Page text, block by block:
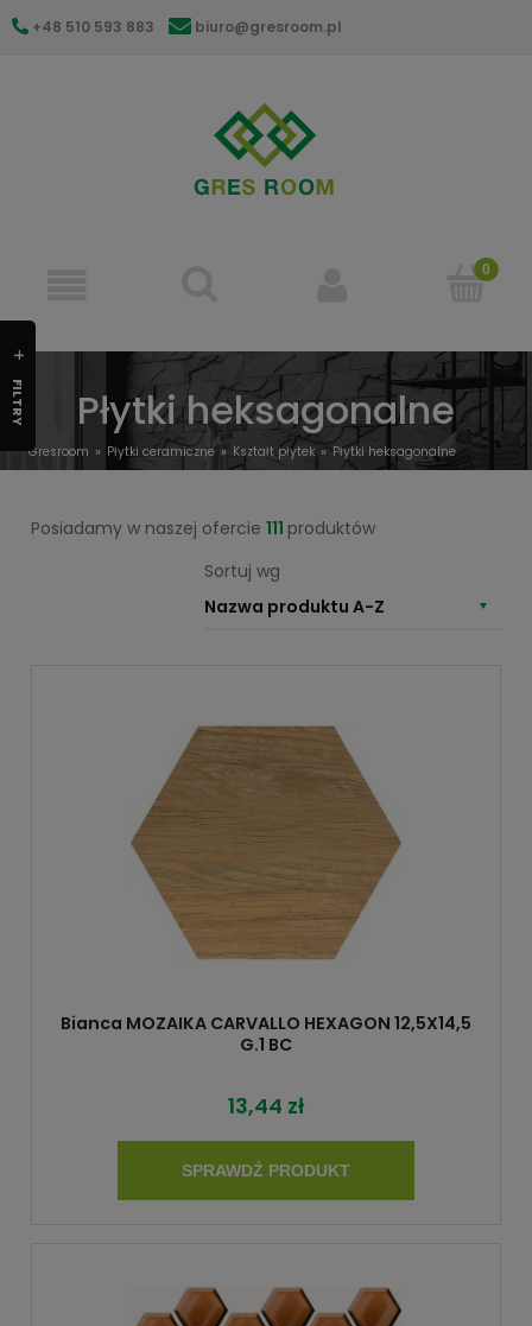
+48 510 593 883 biuro@gresroom.pl
Gresroom Płytki ceramiczne Kształt płytek Płytki heksagonalne
Płytki heksagonalne
Posiadamy w naszej ofercie 111 produktów
Sortuj wg
Nazwa produktu A-Z
Bianca MOZAIKA CARVALLO HEXAGON 12,5X14,5
G.1 BC
13,44 zł
SPRAWDŹ PRODUKT
FILTRY